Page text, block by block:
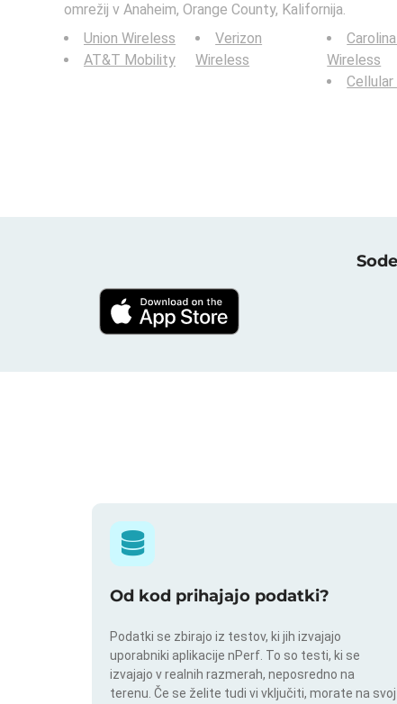
omrežij v Anaheim, Orange County, Kalifornija.
Union Wireless
AT&T Mobility
Verizon
Wireless
Wireless
Cellular
Od kod prihajajo podatki?
Podatki se zbirajo iz testov, ki jih izvajajo
uporabniki aplikacije nPerf. To so testi, ki se
izvajajo v realnih razmerah, neposredno na
terenu. Če se želite tudi vi vključiti, morate na svoj